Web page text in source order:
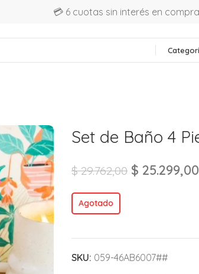
💳 6 cuotas sin interés en
Set de Baño 4
$29.762,00 $ 25.299,00
Agotado
SKU: 059-46AB6007##